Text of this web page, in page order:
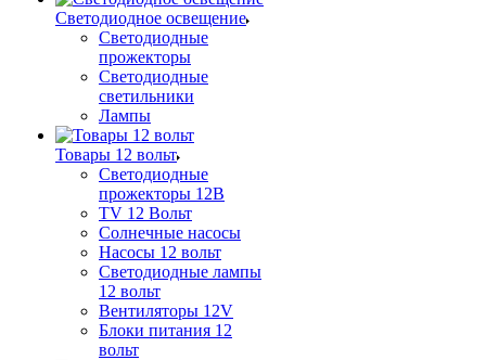
Светодиодное освещение
Светодиодные
прожекторы
Светодиодные
светильники
Лампы
Товары 12 вольт
Светодиодные
прожекторы 12В
TV 12 Вольт
Солнечные насосы
Насосы 12 вольт
Светодиодные лампы
12 вольт
Вентиляторы 12V
Блоки питания 12
вольт